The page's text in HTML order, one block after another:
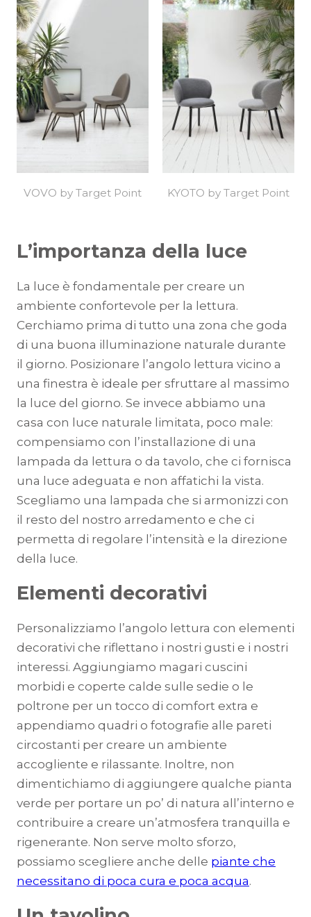
VOVO by Target Point KYOTO by Target Point
L’importanza della luce
La luce è fondamentale per creare un
ambiente confortevole per la lettura.
Cerchiamo prima di tutto una zona che goda
di una buona illuminazione naturale durante
il giorno. Posizionare l’angolo lettura vicino a
una finestra è ideale per sfruttare al massimo
la luce del giorno. Se invece abbiamo una
casa con luce naturale limitata, poco male:
compensiamo con l’installazione di una
lampada da lettura o da tavolo, che ci fornisca
una luce adeguata e non affatichi la vista.
Scegliamo una lampada che si armonizzi con
il resto del nostro arredamento e che ci
permetta di regolare l’intensità e la direzione
della luce.
Elementi decorativi
Personalizziamo l’angolo lettura con elementi
decorativi che riflettano i nostri gusti e i nostri
interessi. Aggiungiamo magari cuscini
morbidi e coperte calde sulle sedie o le
poltrone per un tocco di comfort extra e
appendiamo quadri o fotografie alle pareti
circostanti per creare un ambiente
accogliente e rilassante. Inoltre, non
dimentichiamo di aggiungere qualche pianta
verde per portare un po’ di natura all’interno e
contribuire a creare un’atmosfera tranquilla e
rigenerante. Non serve molto sforzo,
possiamo scegliere anche delle piante che
necessitano di poca cura e poca acqua.